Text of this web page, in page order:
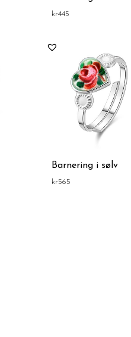
kr445
Barnering i sølv
kr565